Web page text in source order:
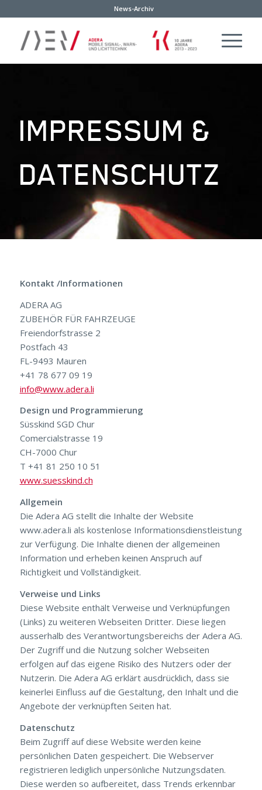
News-Archiv
IMPRESSUM &
DATENSCHUTZ
Kontakt /Informationen
ADERA AG
ZUBEHÖR FÜR FAHRZEUGE
Freiendorfstrasse 2
Postfach 43
FL-9493 Mauren
+41 78 677 09 19
info@www.adera.li
Design und Programmierung
Süsskind SGD Chur
Comercialstrasse 19
CH-7000 Chur
T +41 81 250 10 51
www.suesskind.ch
Allgemein
Die Adera AG stellt die Inhalte der Website
www.adera.li als kostenlose Informationsdienstleistung
zur Verfügung. Die Inhalte dienen der allgemeinen
Information und erheben keinen Anspruch auf
Richtigkeit und Vollständigkeit.
Verweise und Links
Diese Website enthält Verweise und Verknüpfungen
(Links) zu weiteren Webseiten Dritter. Diese liegen
ausserhalb des Verantwortungsbereichs der Adera AG.
Der Zugriff und die Nutzung solcher Webseiten
erfolgen auf das eigene Risiko des Nutzers oder der
Nutzerin. Die Adera AG erklärt ausdrücklich, dass sie
keinerlei Einfluss auf die Gestaltung, den Inhalt und die
Angebote der verknüpften Seiten hat.
Datenschutz
Beim Zugriff auf diese Website werden keine
persönlichen Daten gespeichert. Die Webserver
registrieren lediglich unpersönliche Nutzungsdaten.
Diese werden so aufbereitet, dass Trends erkennbar